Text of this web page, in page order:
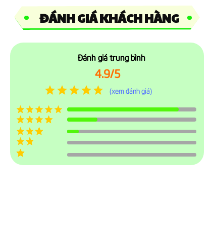
Đánh giá trung bình
4.9/5
(xem đánh giá)
ĐÁNH GIÁ KHÁCH HÀNG